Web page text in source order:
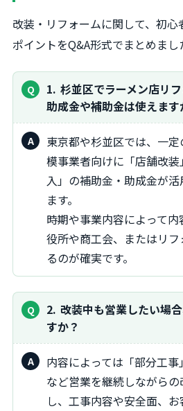
改装・リフォームに関して、初
ポイントをQ&A形式でまとめまし
1 杉並区でラーメン店リフ
助成金や補助金は使えます
東京都や杉並区では、一定の条件を満たす小規
模事業者向けに「店舗改
入」の補助金・助成金が
ます。
時期や事業内容によって
役所や商工会、またはリ
るのが確実です。
2 改装中も営業したい場
すか？
内容によっては「部分工事」「短期集中工事」
など営業を継続しながら
し、工事内容や安全面、